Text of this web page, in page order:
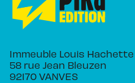
Immeuble Louis Hachette
58 rue Jean Bleuzen
92170 VANVES